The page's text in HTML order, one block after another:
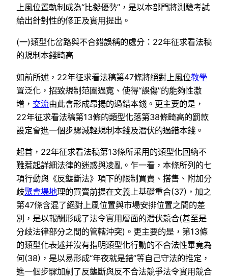
上風位置軌制成為“比擬優勢”，是以本部門將測驗考試
給出針對性的修正及實用提出。
(一)類型化岔路與不合錯誤稱的處分：22年征求看法稿
的規制本錢畸高
如前所述，22年征求看法稿第47條將絕對上風位教學
置泛化，招致規制范圍過寬、使得“誤傷”的能夠性激
增， 交流由此會形成昂揚的過錯本錢。更主要的是，
22年征求看法稿第13條的類型化落第38條畸高的罰款
設定會進一個步驟減輕規制本錢及潛伏的過錯本錢。
起首，22年征求看法稿第13條所采用的類型化回納不
難惹起詳細法律的迷惑與凌亂。乍一看，本條所列的七
項行動與《反壟斷法》項下的限制買賣、搭售、附加分
歧聚會場地理的買賣前提在文義上基礎重合(37)，加之
第47條含混了絕對上風位置與市場安排位置之間的差
別，是以報酬形成了法令實用層面的潛伏競合(甚至是
分歧法律部分之間的管轄沖突)。更主要的是，第13條
的類型化表述并沒有指明類型化行動的不合法性畢竟為
何(38)，是以易形成“年夜就是錯”等自己守法的推定，
進一個步驟加劇了反壟斷與反不合法競爭法令實用競合